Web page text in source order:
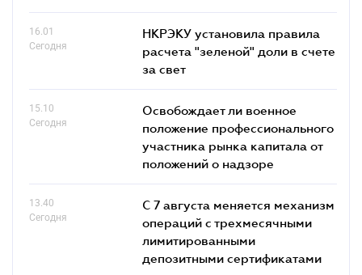
16.01
Сегодня
НКРЭКУ установила правила
расчета "зеленой" доли в счете
за свет
15.10
Сегодня
Освобождает ли военное
положение профессионального
участника рынка капитала от
положений о надзоре
13.40
Сегодня
С 7 августа меняется механизм
операций с трехмесячными
лимитированными
депозитными сертификатами